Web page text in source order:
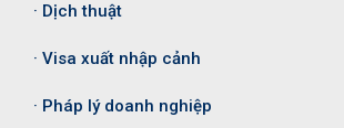
· Dịch thuật
· Visa xuất nhập cảnh
· Pháp lý doanh nghiệp